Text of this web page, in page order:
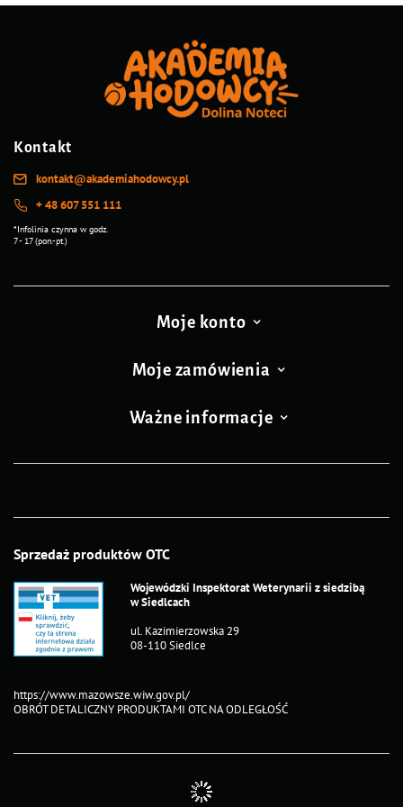
Kontakt
kontakt@akademiahodowcy.pl
+ 48 607 551 111
*Infolinia czynna w godz.
7 - 17 (pon.-pt.)
Moje konto
Moje zamówienia
Ważne informacje
Sprzedaż produktów OTC
Wojewódzki Inspektorat Weterynarii z siedzibą
w Siedlcach
ul. Kazimierzowska 29
08-110 Siedlce
https://www.mazowsze.wiw.gov.pl/
OBRÓT DETALICZNY PRODUKTAMI OTC NA ODLEGŁOŚĆ